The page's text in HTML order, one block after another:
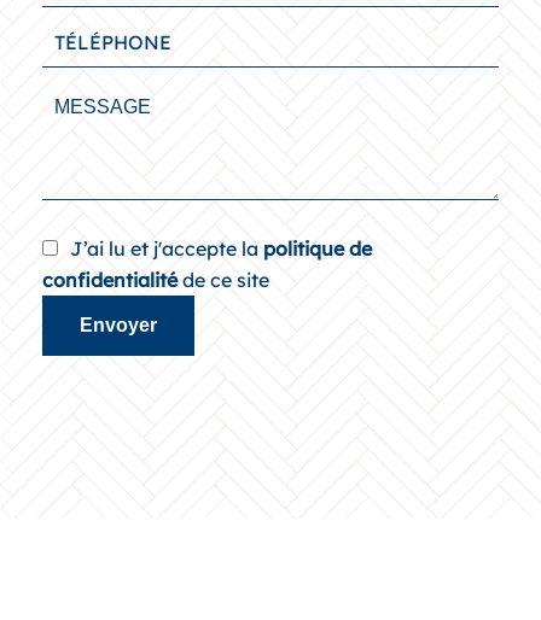
J’ai lu et j'accepte la politique de
confidentialitéde ce site
Envoyer